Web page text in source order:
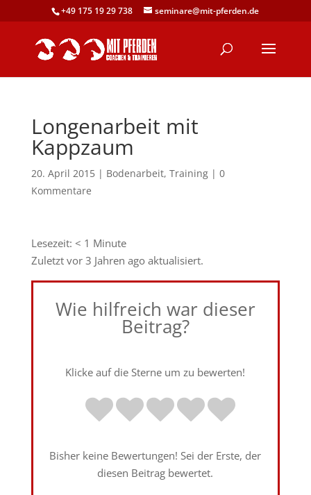
+49 175 19 29 738 seminare@mit-pferden.de
Longenarbeit mit
Kappzaum
20. April 2015| Bodenarbeit, Training| 0
Kommentare
Lesezeit: < 1 Minute
Zuletzt vor 3 Jahren ago aktualisiert.
Wie hilfreich war dieser
Beitrag?
Klicke auf die Sterne um zu bewerten!
Bisher keine Bewertungen! Sei der Erste, der
diesen Beitrag bewertet.